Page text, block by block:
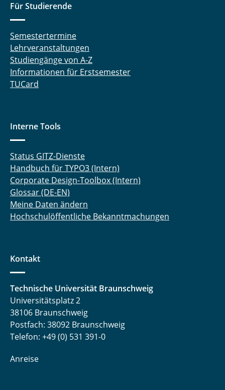
Für Studierende
Semestertermine
Lehrveranstaltungen
Studiengänge von A-Z
Informationen für Erstsemester
TUCard
Interne Tools
Status GITZ-Dienste
Handbuch für TYPO3 (Intern)
Corporate Design-Toolbox (Intern)
Glossar (DE-EN)
Meine Daten ändern
Hochschulöffentliche Bekanntmachungen
Kontakt
Technische Universität Braunschweig
Universitätsplatz 2
38106 Braunschweig
Postfach: 38092 Braunschweig
Telefon: +49 (0) 531 391-0
Anreise